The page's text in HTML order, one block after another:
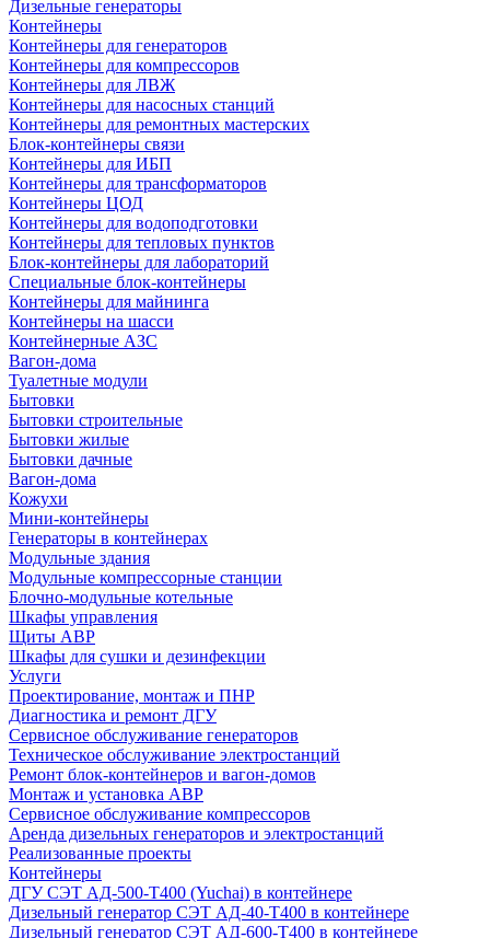
Дизельные генераторы
Контейнеры
Контейнеры для генераторов
Контейнеры для компрессоров
Контейнеры для ЛВЖ
Контейнеры для насосных станций
Контейнеры для ремонтных мастерских
Блок-контейнеры связи
Контейнеры для ИБП
Контейнеры для трансформаторов
Контейнеры ЦОД
Контейнеры для водоподготовки
Контейнеры для тепловых пунктов
Блок-контейнеры для лабораторий
Специальные блок-контейнеры
Контейнеры для майнинга
Контейнеры на шасси
Контейнерные АЗС
Вагон-дома
Туалетные модули
Бытовки
Бытовки строительные
Бытовки жилые
Бытовки дачные
Вагон-дома
Кожухи
Мини-контейнеры
Генераторы в контейнерах
Модульные здания
Модульные компрессорные станции
Блочно-модульные котельные
Шкафы управления
Щиты АВР
Шкафы для сушки и дезинфекции
Услуги
Проектирование, монтаж и ПНР
Диагностика и ремонт ДГУ
Сервисное обслуживание генераторов
Техническое обслуживание электростанций
Ремонт блок-контейнеров и вагон-домов
Монтаж и установка АВР
Сервисное обслуживание компрессоров
Аренда дизельных генераторов и электростанций
Реализованные проекты
Контейнеры
ДГУ СЭТ АД-500-Т400 (Yuchai) в контейнере
Дизельный генератор СЭТ АД-40-Т400 в контейнере
Дизельный генератор СЭТ АД-600-Т400 в контейнере